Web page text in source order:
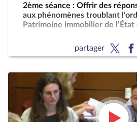
2ème séance : Offrir des
aux phénomènes troublant
Patrimoine immobilier de l’État
partager